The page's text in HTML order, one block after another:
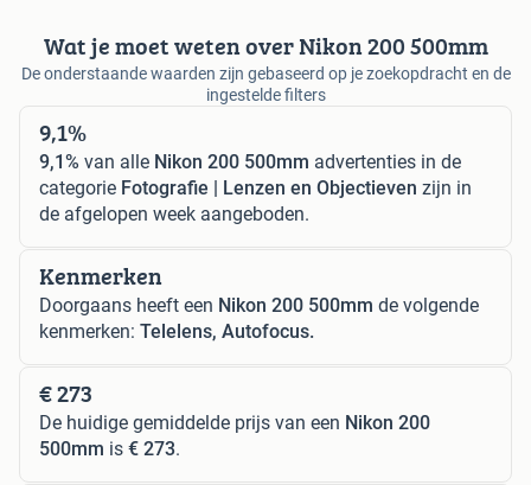
Wat je moet weten over Nikon 200 500mm
De onderstaande waarden zijn gebaseerd op je zoekopdracht en de
ingestelde filters
9,1%
9,1% van alle Nikon 200 500mm advertenties in de
categorie Fotografie | Lenzen en Objectieven zijn in
de afgelopen week aangeboden.
Kenmerken
Doorgaans heeft een Nikon 200 500mm de volgende
kenmerken: Telelens, Autofocus.
€ 273
De huidige gemiddelde prijs van een Nikon 200
500mm is € 273.